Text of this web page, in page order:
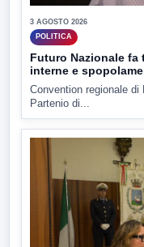
3 AGOSTO 2026
POLITICA
Futuro Nazionale
interne e
Convention regionale
Partenio di...